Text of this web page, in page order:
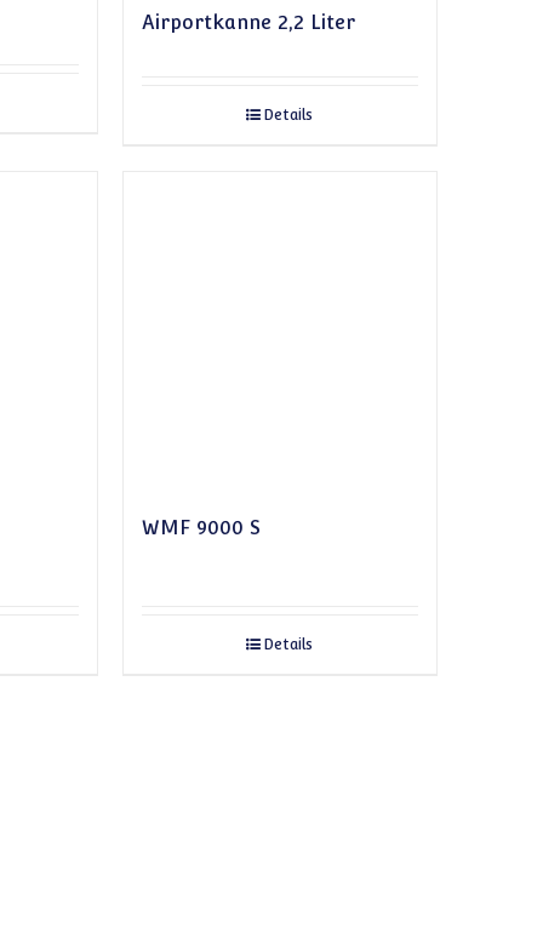
Airportkanne 2,2 Liter
Details
WMF 9000 S
Details